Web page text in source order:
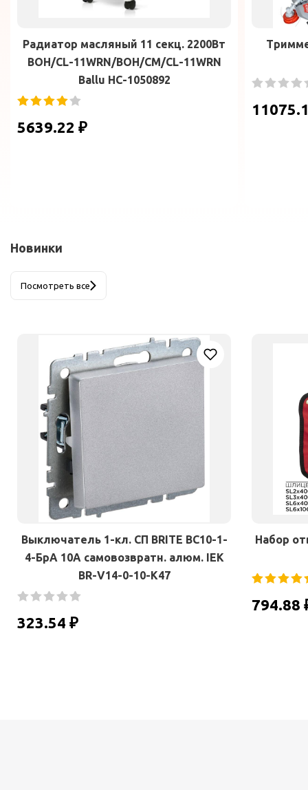
Радиатор масляный 11 секц. 2200Вт
BOH/CL-11WRN/BOH/CM/CL-11WRN
Ballu НС-1050892
5639.22 ₽
Новинки
Посмотреть все
Выключатель 1-кл. СП BRITE ВС10-1-
4-БрА 10А самовозвратн. алюм. IEK
BR-V14-0-10-K47
323.54 ₽
Набор
794.88